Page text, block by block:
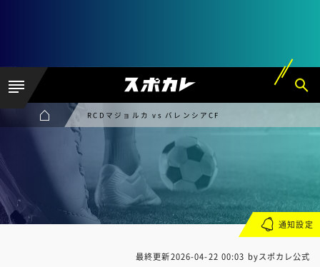
RCDマジョルカ vs バレンシアCF
最終更新2026-04-22 00:03 byスポカレ公式
通知設定